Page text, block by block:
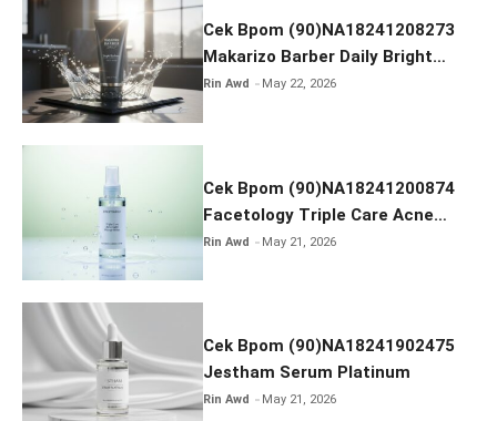
k
Cek Bpom (90)NA18241208273
Makarizo Barber Daily Bright
Radiance Face Wash
Rin Awd May 22, 2026
Cek Bpom (90)NA18241200874
Facetology Triple Care Acne
Calm Micellar Water
Rin Awd May 21, 2026
Cek Bpom (90)NA18241902475
Jestham Serum Platinum
Rin Awd May 21, 2026